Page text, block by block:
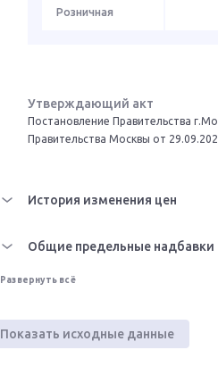
Розничная
Утверждающий акт
Постановление Правительства
Правительства Москвы от
История изменения цен
Общие предельные надбавки
Развернуть всё
Показать исходные данные